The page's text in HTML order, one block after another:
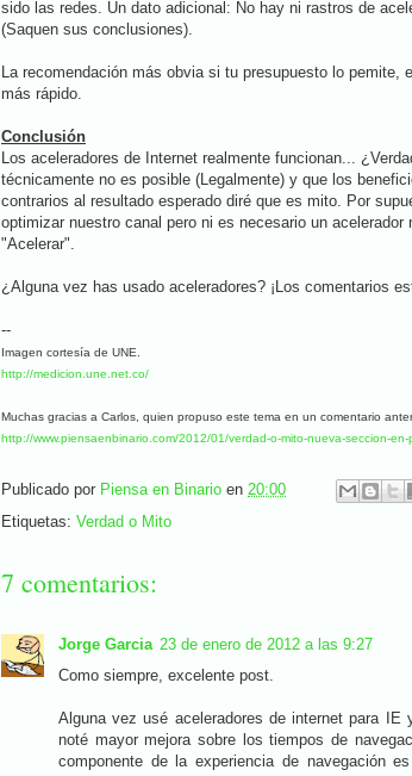
sido las redes. Un dato adicional: No hay ni rastros de
(Saquen sus conclusiones).
La recomendación más obvia si tu presupuesto lo pemite,
más rápido.
Conclusión
Los aceleradores de Internet realmente funcionan...
técnicamente no es posible (Legalmente) y que los
contrarios al resultado esperado diré que es mito. Por
optimizar nuestro canal pero ni es necesario un
"Acelerar".
¿Alguna vez has usado aceleradores? ¡Los comentarios
--
Imagen cortesía de UNE.
http://medicion.une.net.co/
Muchas gracias a Carlos, quien propuso este tema en un comentario
http://www.piensaenbinario.com/2012/01/verdad-o-mito-nueva-seccion-
Publicado por Piensa en Binario en 20:00
Etiquetas: Verdad o Mito
7 comentarios:
Jorge Garcia 23 de enero de 2012 a las 9:27
Como siempre, excelente post.
Alguna vez usé aceleradores de internet para IE
noté mayor mejora sobre los tiempos de
componente de la experiencia de navegación